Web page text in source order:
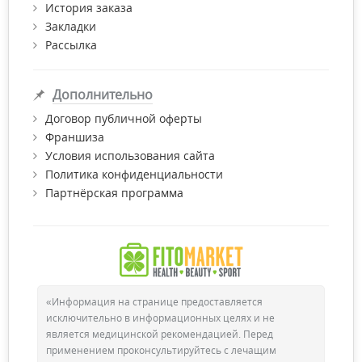
все необходимые сертификаты качества.
История заказа
Закладки
Рассылка
Дополнительно
Договор публичной оферты
Франшиза
Условия использования сайта
Политика конфиденциальности
Партнёрская программа
«Информация на странице предоставляется
исключительно в информационных целях и не
является медицинской рекомендацией. Перед
применением проконсультируйтесь с лечащим